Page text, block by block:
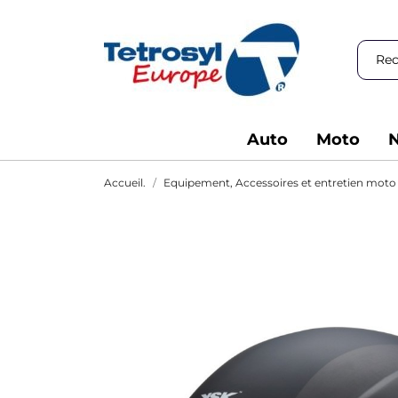
Auto Moto
Accueil. Equipement, Accessoires et entretien moto